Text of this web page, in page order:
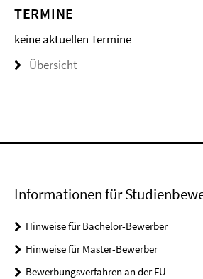
TERMINE
keine aktuellen Termine
Übersicht
Informationen für
Hinweise für Bachelor-Bewerber
Hinweise für Master-Bewerber
Bewerbungsverfahren an der FU